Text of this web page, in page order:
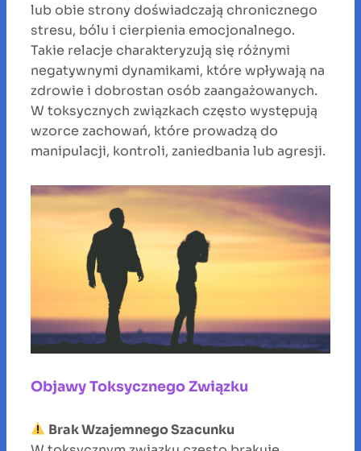
lub obie strony doświadczają chronicznego
stresu, bólu i cierpienia emocjonalnego.
Takie relacje charakteryzują się różnymi
negatywnymi dynamikami, które wpływają na
zdrowie i dobrostan osób zaangażowanych.
W toksycznych związkach często występują
wzorce zachowań, które prowadzą do
manipulacji, kontroli, zaniedbania lub agresji.
Objawy Toksycznego Związku
Brak Wzajemnego Szacunku